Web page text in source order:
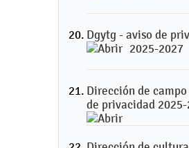
Dgytg - aviso de
2025-2027
Dirección de
de privacidad